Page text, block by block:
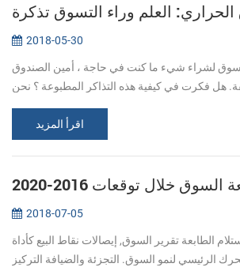
الحراري: العلم وراء التسوق تذكرة
2018-05-30
لشراء شيء ما كنت في حاجة ، أمين الصندوق
هل فكرت في كيفية هذه التذاكر المطبوعة ؟ نحن
من الور...
اقرأ المزيد
2018-07-05
البيع استلام الطابعة تقرير السوق, إيصالات نقاط البيع كأداة
الرئيسي لنمو السوق. التجزئة والضيافة التركيز